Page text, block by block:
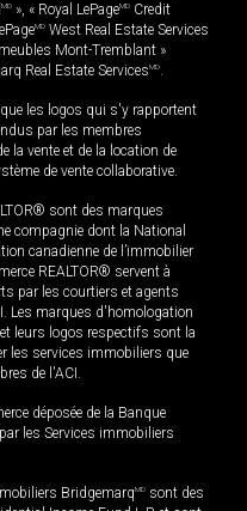
MD », « Royal LePageMD Credit
MD West Real Estate Services
Mont-Tremblant »
Real Estate ServicesMD.
les logos qui s'y rapportent
par les membres
la vente et de la location de
de vente collaborative.
sont des marques
compagnie dont la National
canadienne de l’immobilier
REALTOR® servent à
par les courtiers et agents
Les marques d'homologation
leurs logos respectifs sont la
les services immobiliers que
de l'ACI.
déposée de la Banque
les Services immobiliers
BridgemarqMD sont des